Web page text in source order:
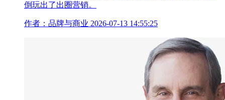
倒玩出了出圈营销。
作者：品牌与商业 2026-07-13 14:55:25